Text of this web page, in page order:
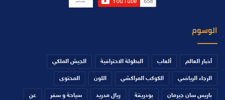
الوسوم
أخبار العالم ألعاب البطولة الاحترافية الجيش الملكي
الرجاء الرياضي الكوكب المراكشي اللون المحتوى
باريس سان جيرمان بودريقة ريال مدريد سياحة و سفر عن